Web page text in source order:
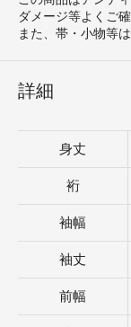
ダメージ等よくご
また、帯・小物等
詳細
身丈
裄
袖幅
袖丈
前幅